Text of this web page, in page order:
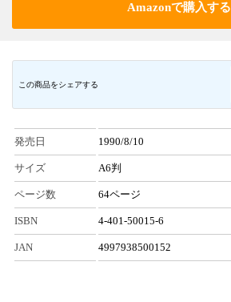
Amazonで購入する
この商品をシェアする
発売日 1990/8/10
サイズ A6判
ページ数 64ページ
ISBN 4-401-50015-6
JAN 4997938500152